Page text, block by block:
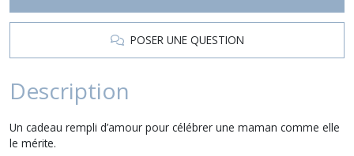
POSER UNE QUESTION
Description
Un cadeau rempli d’amour pour célébrer une maman comme elle
le mérite.